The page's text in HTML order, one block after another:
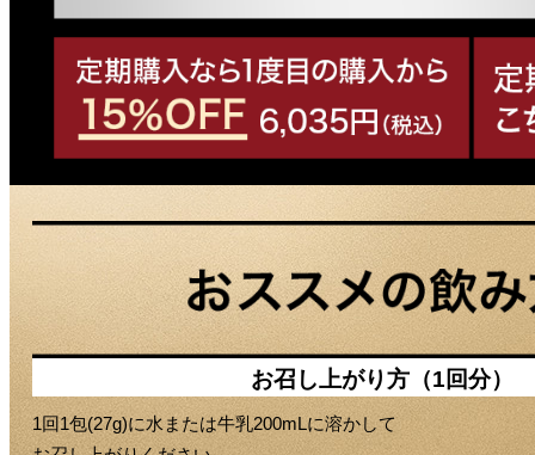
お召し上がり方（1回分）
1回1包(27g)に水または牛乳200mLに溶かして